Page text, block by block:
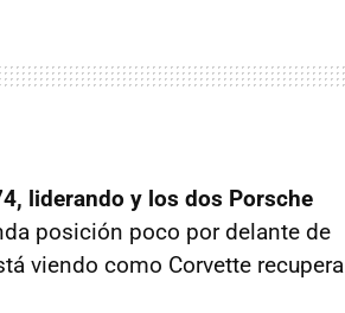
liderando y los dos Porsche
posición poco por delante de
viendo como Corvette recupera